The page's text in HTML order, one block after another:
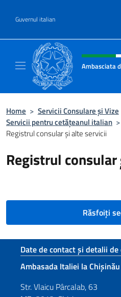
Guvernul italian
Header, social
Ambasciata
Home > Servicii Consulare și Vize
Servicii pentru cetățeanul italian >
Registrul consular și alte servicii
Registrul
Răsfoiți
Footer section
Date de contact și detalii
Ambasada Italiei la Chișinău
Str. Vlaicu Pârcalab, 63